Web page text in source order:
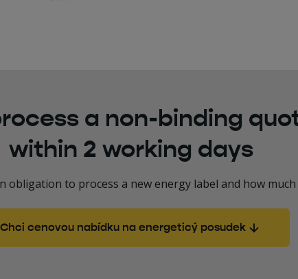
a non-binding
within 2 working days
obligation to process a new energy label and how
Chci cenovou nabídku na energeticý posudek